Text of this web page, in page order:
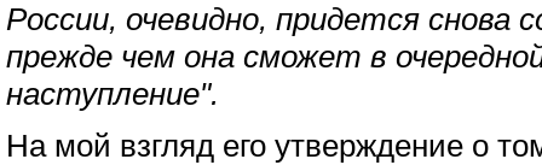
России, очевидно, придется снова
прежде чем она сможет в
наступление".
На мой взгляд его утверждение о